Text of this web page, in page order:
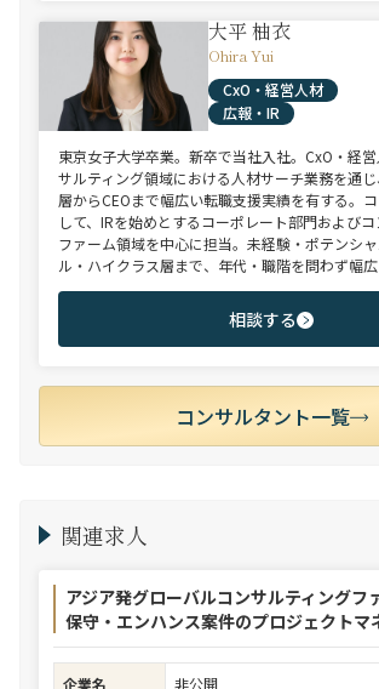
大平 柚衣
Ohira Yui
CxO・経営人材
広報・IR
東京女子大学卒業。新卒で当社入社。CxO・経
サルティング領域における人材サーチ業務を通
層からCEOまで幅広い転職支援実績を有する。
して、IRを始めとするコーポレート部門および
ファーム領域を中心に担当。未経験・ポテンシ
ル・ハイクラス層まで、年代・職階を問わず幅広
相談する
コンサルタント一覧
関連求人
アジア発グローバルコンサルティングフ
保守・エンハンス案件のプロジェクトマ
企業名 非公開